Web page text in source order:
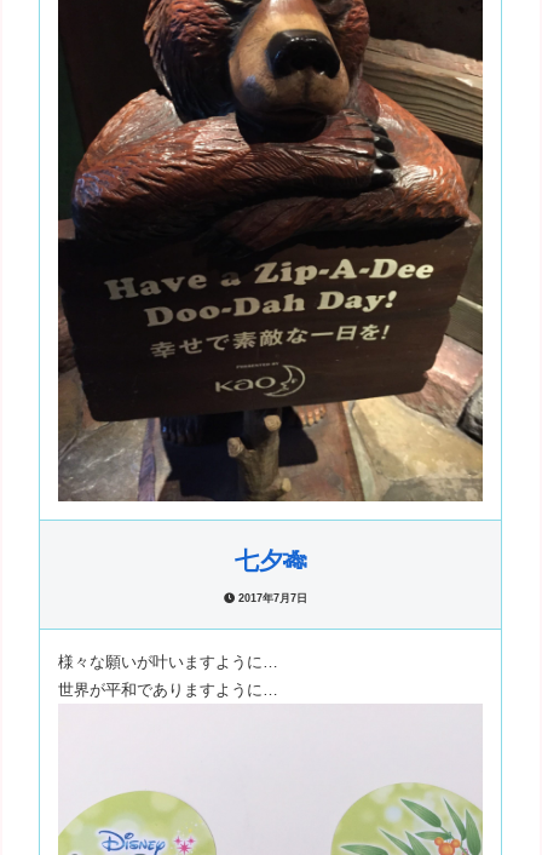
七夕🎋
2017年7月7日
様々な願いが叶いますように…
世界が平和でありますように…